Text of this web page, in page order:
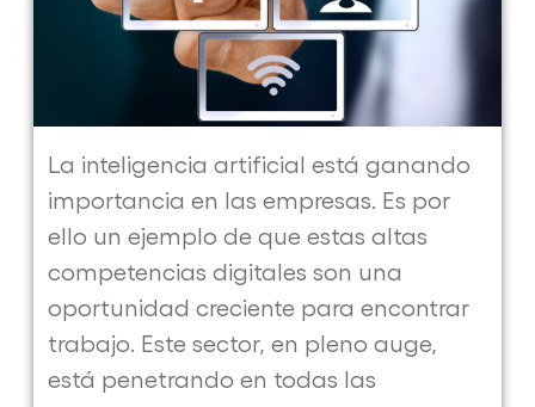
La inteligencia artificial está ganando
importancia en las empresas. Es por
ello un ejemplo de que estas altas
competencias digitales son una
oportunidad creciente para encontrar
trabajo. Este sector, en pleno auge,
está penetrando en todas las